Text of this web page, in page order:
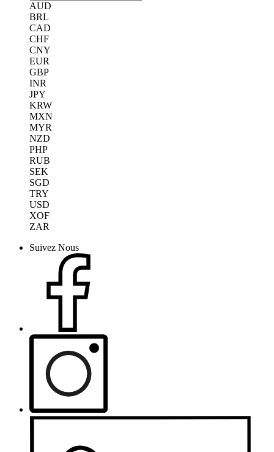
AUD
BRL
CAD
CHF
CNY
EUR
GBP
INR
JPY
KRW
MXN
MYR
NZD
PHP
RUB
SEK
SGD
TRY
USD
XOF
ZAR
Suivez Nous